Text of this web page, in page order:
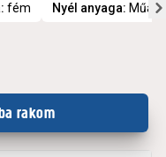
: fém Nyél anyaga:
rakom